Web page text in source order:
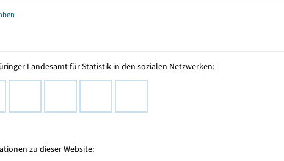
Landesamt für Statistik in den sozialen Netzwerken:
zu dieser Website: